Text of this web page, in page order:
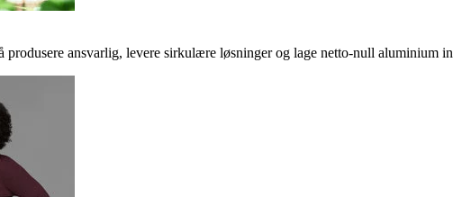
ansvarlig, levere sirkulære løsninger og lage netto-null aluminium